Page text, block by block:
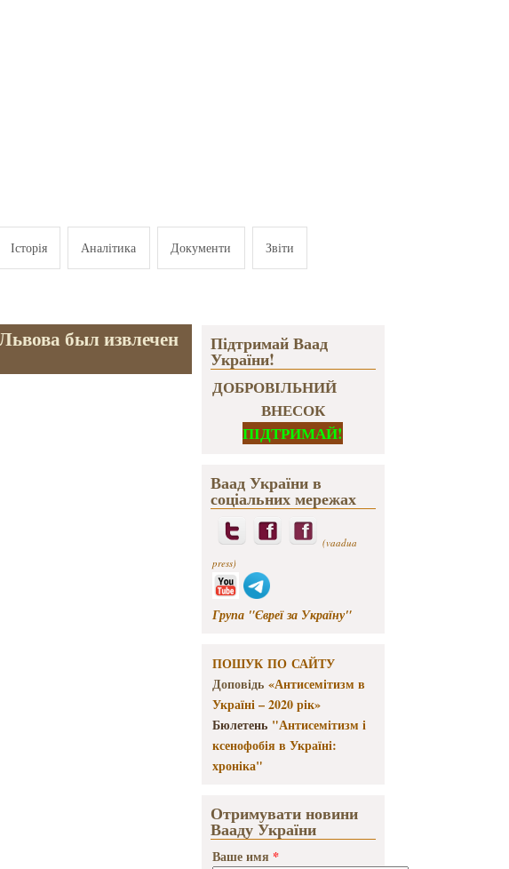
Історія Аналітика Документи Звіти
был извлечен
Підтримай Ваад
України!
ДОБРОВІЛЬНИЙ
ВНЕСОК
ПІДТРИМАЙ!
Ваад України в
соціальних мережах
(vaadua
press)
Група "Євреї за Україну"
ПОШУК ПО САЙТУ
Доповідь «Антисемітизм в
Україні – 2020 рік»
Бюлетень "Антисемітизм і
ксенофобія в Україні:
хроніка"
Отримувати новини
Вааду України
Ваше имя *